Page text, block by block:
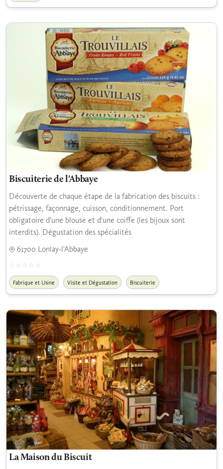
Biscuiterie de l'Abbaye
Découverte de chaque étape de la fabrication des biscuits :
pétrissage, façonnage, cuisson, conditionnement. Port
obligatoire d'une blouse et d'une coiffe (les bijoux sont
interdits). Dégustation des spécialités
61700 Lonlay-l'Abbaye
Fabrique et Usine Visite et Dégustation Biscuiterie
La Maison du Biscuit